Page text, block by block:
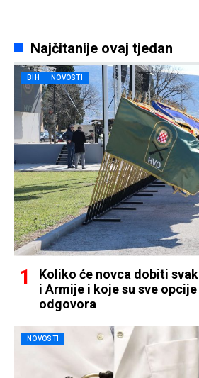
Najčitanije ovaj tjedan
BIH NOVOSTI
Koliko će novca dobiti
i Armije i koje su sve opcije
odgovora
NOVOSTI